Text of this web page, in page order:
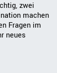
zwei
machen
Fragen im
neues